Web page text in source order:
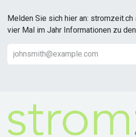
Melden Sie sich hier an:
vier Mal im Jahr Informationen zu